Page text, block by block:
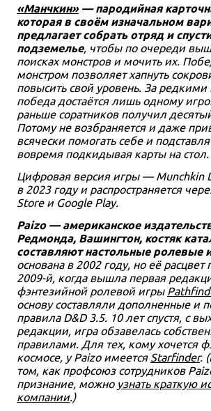
«Манчкин»— пародийная
которая в своём изначальном
предлагает собрать отряд и
подземелье, чтобы по очереди
поисках монстров и мочить их.
монстром позволяет хапнуть
повысить свой уровень. За
победа достаётся лишь одному
раньше соратников получил
Потому не возбраняется и даже
всячески помогать себе и
вовремя подкидывая карты на стол.
Цифровая версия игры —
в 2023 году и распространяется
Store и Google Play.
Paizo — американское
Редмонда, Вашингтон, костяк
составляют настольные ролевые
основана в 2002 году, но её
2009-й, когда вышла первая
фэнтезийной ролевой игры
основу составляли дополненные и
правила D&D 3.5. 10 лет спустя, с
редакции, игра обзавелась
правилами. Для тех, кому хочется
космосе, у Paizo имеется Starfinder.
том, как профсоюз сотрудников
признание, можно узнать краткую
компании.)